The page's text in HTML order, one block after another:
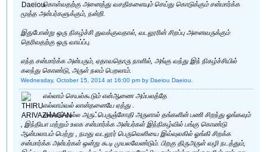
கொள்வதற்கு அனைத்து வசதிகளையும் செய்து கொடுக்கும் சன்மார்க்க
மூத்த அன்பர்களுக்கும், நன்றி.
இதுபோன்று ஒரு நிகழ்ச்சி துவக்குவதால், வடலூரின் சிறப்பு அனைவருக்கும்
தெரிவதற்கு ஒரு வாய்ப்பு.
எந்த சன்மார்க்க அன்பரும், ஏதாவதொரு நாளில், அங்கு வந்து இந் நிகழ்ச்சியில்
கலந்து கொண்டு, அருள் நலம் பெறலாம்.
Wednesday, October 15, 2014 at 16:00 pm by Daeiou Daeiou.
எல்லாம் செயல்கூடும் என்ஆணை அம்பலத்தே
எல்லாம்வல் லான்தனையே ஏத்து .
எல்லாம் வல்ல அருட்பெருஞ்சோதி அருளால் தங்களின் பணி சிறந்து ஓங்கவும்
, இந்தியா மற்றும் உலக சன்மார்க்க அன்பர்கள் இந்நிகழ்வில் பங்கு கொண்டு
ஆன்மலாபம் பெற்று , நமது வடலூர் பெருவெளியை இவ்வுலகில் ஓங்கி சிறக்க
சன்மார்க்க அன்பர்கள் ஒன்று கூடி முயலவேண்டும். பிறகு திருஅருள் வழி நடத்தும்,